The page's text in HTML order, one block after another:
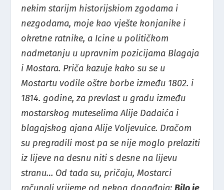
nekim starijm historijskiom zgodama i
nezgodama, moje kao vješte konjanike i
okretne ratnike, a Icine u političkom
nadmetanju u upravnim pozicijama Blagaja
i Mostara. Priča kazuje kako su se u
Mostartu vodile oštre borbe između 1802. i
1814. godine, za prevlast u gradu između
mostarskog muteselima Alije Dadaića i
blagajskog ajana Alije Voljevuice. Dračom
su pregradili most pa se nije moglo prelaziti
iz lijeve na desnu niti s desne na lijevu
stranu… Od tada su, pričaju, Mostarci
računali vrijeme od nekog događaja:Bilo je